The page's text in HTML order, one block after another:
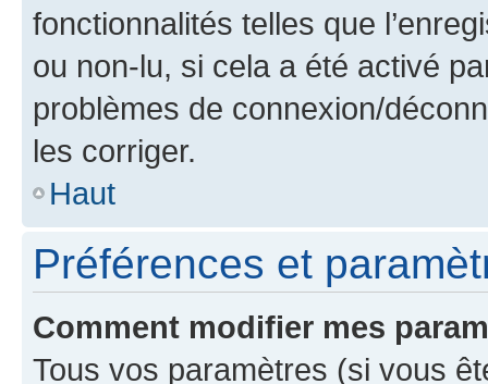
fonctionnalités telles que
ou non-lu, si cela a été activé
problèmes de connexion/
les corriger.
Haut
Préférences et
Comment modifier mes
Tous vos paramètres (si vous